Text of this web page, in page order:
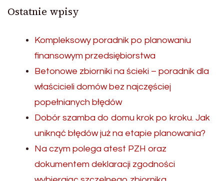
Ostatnie wpisy
Kompleksowy poradnik po planowaniu
finansowym przedsiębiorstwa
Betonowe zbiorniki na ścieki – poradnik dla
właścicieli domów bez najczęściej
popełnianych błędów
Dobór szamba do domu krok po kroku. Jak
uniknąć błędów już na etapie planowania?
Na czym polega atest PZH oraz
dokumentem deklaracji zgodności